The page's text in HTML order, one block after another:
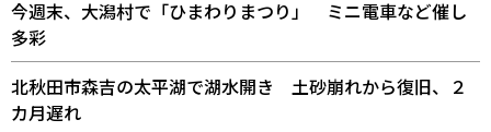
今週末、大潟村で「ひまわりまつり」 ミニ電車など催し
多彩
北秋田市森吉の太平湖で湖水開き 土砂崩れから復旧、２
カ月遅れ